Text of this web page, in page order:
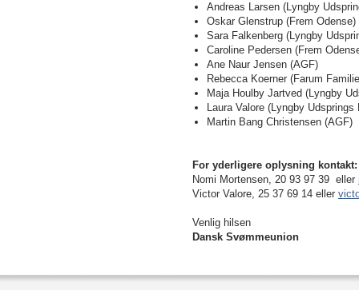
Andreas Larsen (Lyngby
Oskar Glenstrup (Frem Odense)
Sara Falkenberg (Lyngby
Caroline Pedersen (Frem
Ane Naur Jensen (AGF)
Rebecca Koerner (Farum
Maja Houlby Jartved (Lyngby
Laura Valore (Lyngby Udsprings
Martin Bang Christensen (AGF)
For yderligere oplysning kontakt:
Nomi Mortensen, 20 93 97 39 eller
Victor Valore, 25 37 69 14 eller
Venlig hilsen
Dansk Svømmeunion